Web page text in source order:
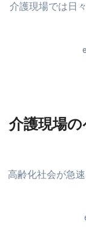
介護現場では日々の記録業務が欠かせません。利用者の状
介護現場
高齢化社会が急速に進む日本では、2025年問題を前に介護